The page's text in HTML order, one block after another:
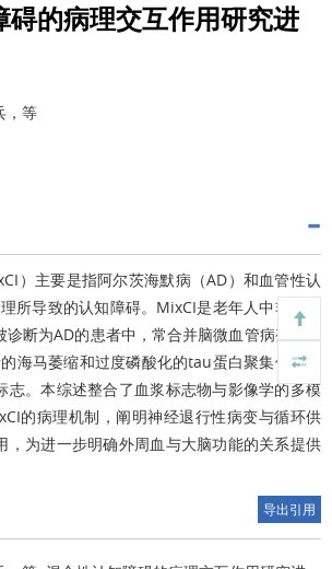
碍的病理交互作用研究进
，等
）主要是指阿尔茨海默病（AD）和血管性认
所导致的认知障碍。MixCI是老年人中非常常
诊断为AD的患者中，常合并脑微血管病变和大
海马萎缩和过度磷酸化的tau蛋白聚集体被认
志。本综述整合了血浆标志物与影像学的多模
的病理机制，阐明神经退行性病变与循环供
，为进一步明确外周血与大脑功能的关系提供
导出引用